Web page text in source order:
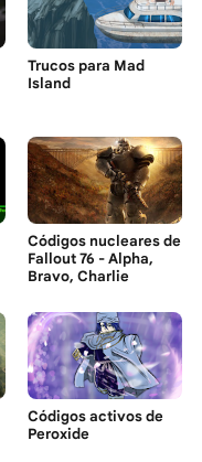
Trucos para Mad
Island
Códigos nucleares de
Fallout 76 - Alpha,
Bravo, Charlie
Códigos activos de
Peroxide